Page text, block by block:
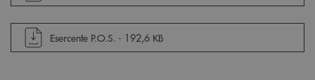
apre documento in una nuova finestra
Esercente P.O.S. - 192,6 KB